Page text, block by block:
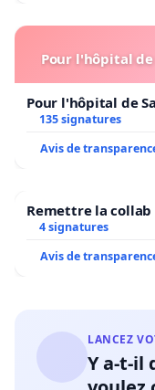
Pour l'hôpital
Pour l'hôpital de
135 signatures
Avis de
Remettre la
4 signatures
Avis de
LANCEZ
Y a-t-il